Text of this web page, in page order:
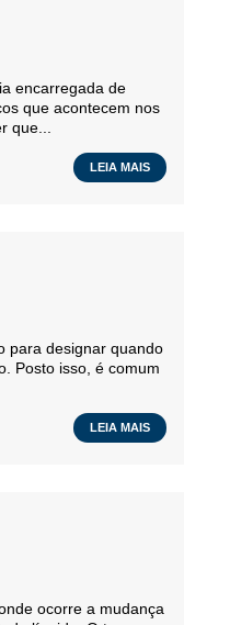
encarregada de
que acontecem nos
que...
LEIA MAIS
para designar quando
Posto isso, é comum
LEIA MAIS
ocorre a mudança